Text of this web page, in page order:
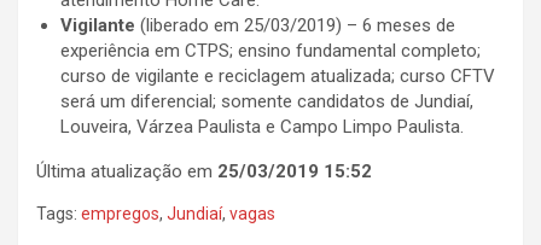
Vigilante (liberado em 25/03/2019) – 6 meses de
experiência em CTPS; ensino fundamental completo;
curso de vigilante e reciclagem atualizada; curso CFTV
será um diferencial; somente candidatos de Jundiaí,
Louveira, Várzea Paulista e Campo Limpo Paulista.
Última atualização em 25/03/2019 15:52
Tags: empregos, Jundiaí, vagas